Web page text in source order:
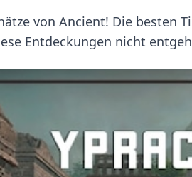
von Ancient! Die besten
Entdeckungen nicht